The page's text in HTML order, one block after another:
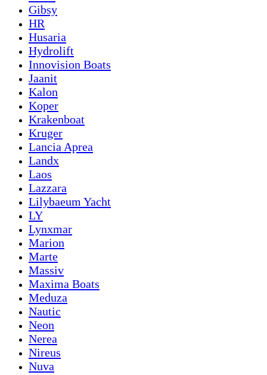
Gibsy
HR
Husaria
Hydrolift
Innovision Boats
Jaanit
Kalon
Koper
Krakenboat
Kruger
Lancia Aprea
Landx
Laos
Lazzara
Lilybaeum Yacht
LY
Lynxmar
Marion
Marte
Massiv
Maxima Boats
Meduza
Nautic
Neon
Nerea
Nireus
Nuva